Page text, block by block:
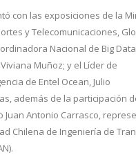
con las exposiciones de la
y Telecomunicaciones,
Nacional de Big
Viviana Muñoz; y el Líder de
de Entel Ocean, Julio
además de la participación
Juan Antonio Carrasco,
Chilena de Ingeniería de